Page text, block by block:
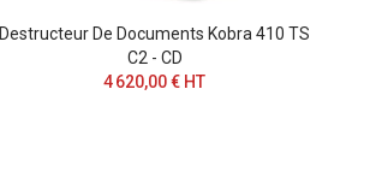
Destructeur De Documents Kobra 410 TS
C2 - CD
4 620,00 € HT